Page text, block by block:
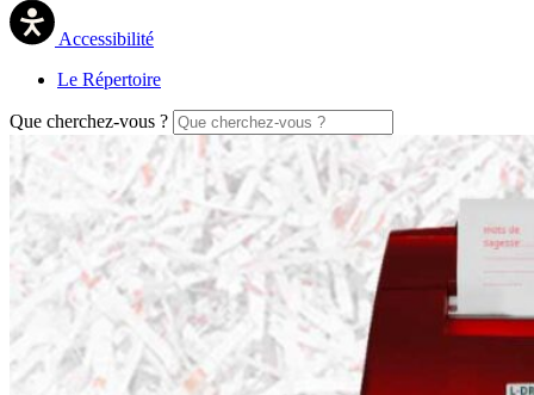
Accessibilité
Le Répertoire
Que cherchez-vous ?